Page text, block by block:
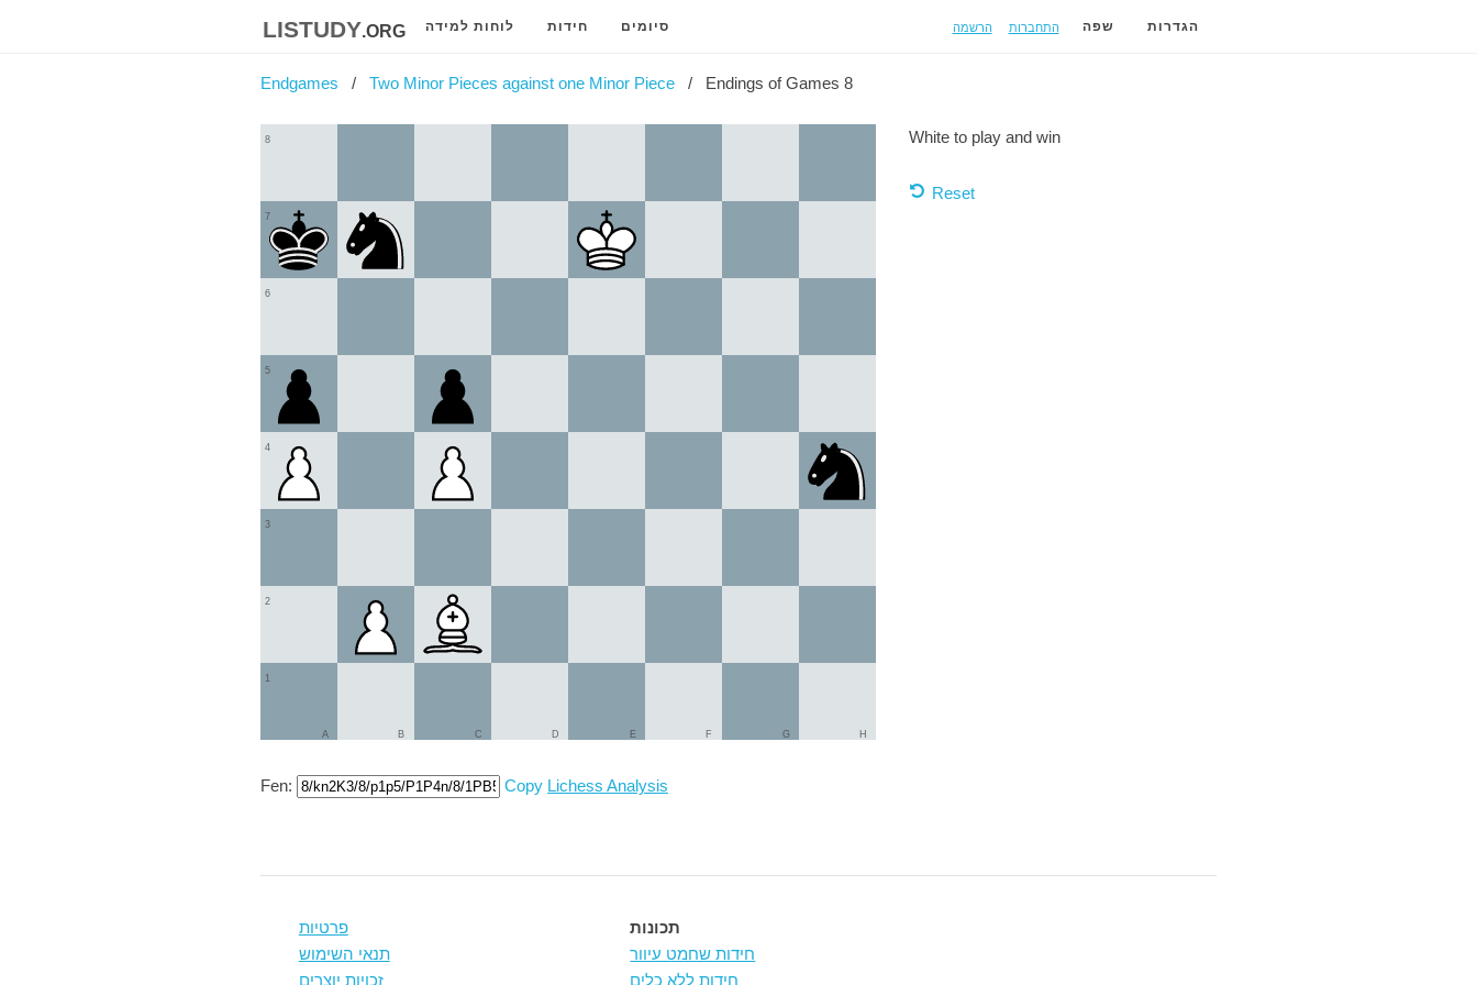
listudy.org לוחות למידה חידות סיומים הרשמה התחברות שפה הגדרות
Endgames Two Minor Pieces against one Minor Piece Endings of Games 8
1
2
3
4
5
6
7
8
A B C D E F G H
White to play and win
Reset
Fen: Copy Lichess Analysis
פרטיות
תנאי השימוש
זכויות יוצרים
תכונות
חידות שחמט עיוור
חידות ללא כלים